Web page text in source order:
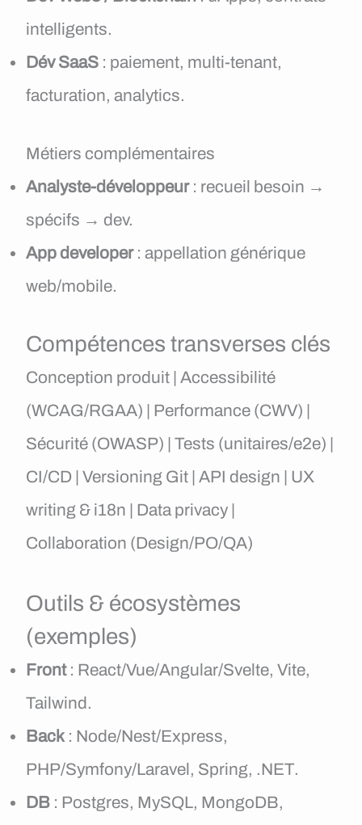
intelligents.
Dév SaaS : paiement, multi-tenant,
facturation, analytics.
Métiers complémentaires
Analyste-développeur: recueil besoin →
spécifs → dev.
App developer: appellation générique
web/mobile.
Compétences transverses clés
Conception produit | Accessibilité
(WCAG/RGAA) | Performance (CWV) |
Sécurité (OWASP) | Tests (unitaires/e2e) |
CI/CD | Versioning Git | API design | UX
writing & i18n | Data privacy |
Collaboration (Design/PO/QA)
Outils & écosystèmes
(exemples)
Front: React/Vue/Angular/Svelte, Vite,
Tailwind.
Back : Node/Nest/Express,
PHP/Symfony/Laravel, Spring, .NET.
DB : Postgres, MySQL, MongoDB,